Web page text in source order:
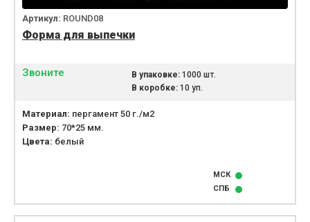
Артикул: ROUND08
Форма для выпечки
Звоните В упаковке:1000 шт.
В коробке:10 уп.
Материал: пергамент 50 г./м2
Размер: 70*25 мм.
Цвета: белый
МСК
СПБ